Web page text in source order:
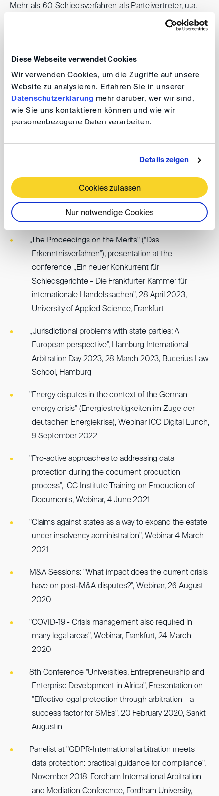
Diese Webseite verwendet Cookies
Wir verwenden Cookies, um die Zugriffe auf unsere
Website zu analysieren. Erfahren Sie in unserer
Datenschutzerklärung mehr darüber, wer wir sind,
wie Sie uns kontaktieren können und wie wir
personenbezogene Daten verarbeiten.
Details zeigen
Cookies zulassen
Nur notwendige Cookies
Mehr als 60 Schiedsverfahren als Parteivertreter, u.a.
nach den Regeln der ICC, DIS, UNCITRAL, SIAC, VIAC,
PCA, LCIA, DEL, ICSID, Swiss Rules sowie ad-hoc.
Mittleren Osten. Über 15 Verfahren als Schiedsrichter,
u.a. DIS, ICC und ad-hoc.
Publikationen
"Interpretation of hell-or-high-water-clauses in share
purchase agreements under German law", NZG
7/2024, Issue 7, p. 275-282 (with Alexander Lang)
„The Proceedings on the Merits" ("Das
Erkenntnisverfahren"), presentation at the
conference „Ein neuer Konkurrent für
Schiedsgerichte – Die Frankfurter Kammer für
internationale Handelssachen", 28 April 2023,
University of Applied Science, Frankfurt
„Jurisdictional problems with state parties: A
European perspective", Hamburg International
Arbitration Day 2023, 28 March 2023, Bucerius Law
School, Hamburg
"Energy disputes in the context of the German
energy crisis" (Energiestreitigkeiten im Zuge der
deutschen Energiekrise), Webinar ICC Digital Lunch,
9 September 2022
"Pro-active approaches to addressing data
protection during the document production
process", ICC Institute Training on Production of
Documents, Webinar, 4 June 2021
"Claims against states as a way to expand the estate
under insolvency administration", Webinar 4 March
2021
M&A Sessions: "What impact does the current crisis
have on post-M&A disputes?", Webinar, 26 August
2020
"COVID-19 - Crisis management also required in
many legal areas", Webinar, Frankfurt, 24 March
2020
8th Conference "Universities, Entrepreneurship and
Enterprise Development in Africa", Presentation on
"Effective legal protection through arbitration – a
success factor for SMEs", 20 February 2020, Sankt
Augustin
Panelist at "GDPR-International arbitration meets
data protection: practical guidance for compliance",
November 2018: Fordham International Arbitration
and Mediation Conference, Fordham University,